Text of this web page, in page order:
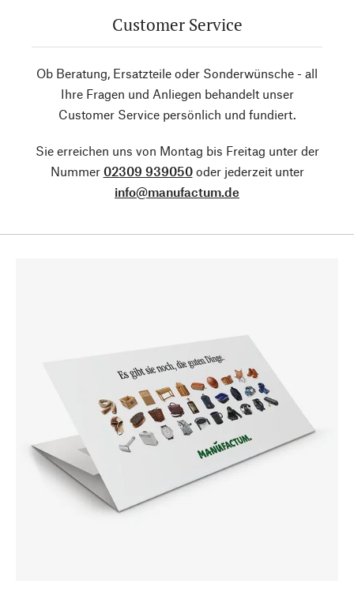
Customer Service
Ob Beratung, Ersatzteile oder Sonderwünsche - all
Ihre Fragen und Anliegen behandelt unser
Customer Service persönlich und fundiert.
Sie erreichen uns von Montag bis Freitag unter der
Nummer 02309 939050oder jederzeit unter
info@manufactum.de